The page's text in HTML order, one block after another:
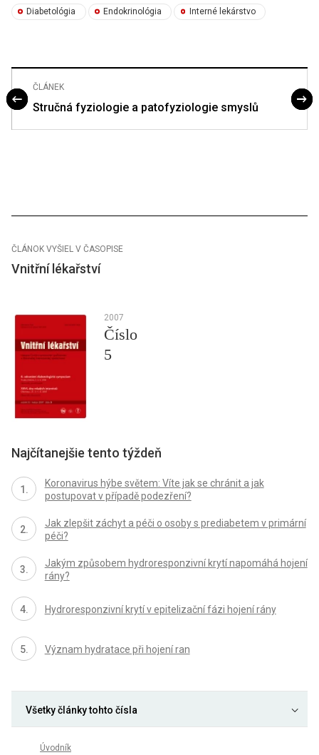
Diabetológia Endokrinológia Interné lekárstvo
ČLÁNEK
Stručná fyziologie a patofyziologie smyslů
ČLÁNOK VYŠIEL V ČASOPISE
Vnitřní lékařství
2007
Číslo
5
Najčítanejšie tento týždeň
Koronavirus hýbe světem: Víte jak se chránit a jak
postupovat v případě podezření?
Jak zlepšit záchyt a péči o osoby s prediabetem v primární
péči?
Jakým způsobem hydroresponzivní krytí napomáhá hojení
rány?
Hydroresponzivní krytí v epitelizační fázi hojení rány
Význam hydratace při hojení ran
Všetky články tohto čísla
Úvodník